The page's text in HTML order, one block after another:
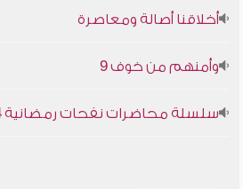
أخلاقنا أصالة ومعاصرة
وأمنهم من خوف 9
سلسلة محاضرات نفحات رمضانية 1444هـ